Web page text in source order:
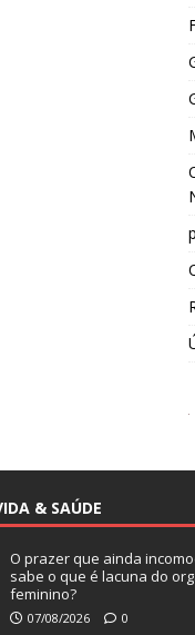
& SAÚDE
O prazer que ainda
sabe o que é lacuna do
feminino?
07/08/2026 0